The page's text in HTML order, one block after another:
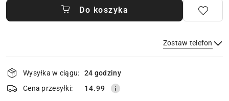
Do koszyka
Zostaw telefon
Wyślij
Dostępność
i
dostawa
Wysyłka w ciągu:
24 godziny
Cena przesyłki:
14.99